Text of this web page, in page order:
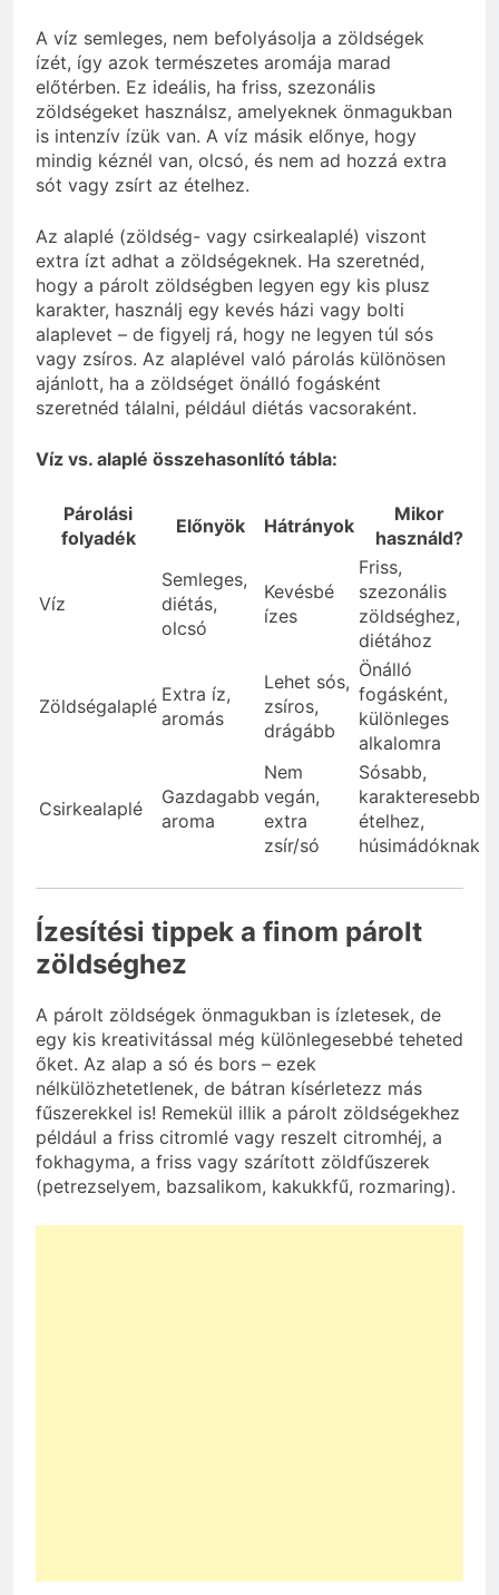
A víz semleges, nem befolyásolja a zöldségek
ízét, így azok természetes aromája marad
előtérben. Ez ideális, ha friss, szezonális
zöldségeket használsz, amelyeknek önmagukban
is intenzív ízük van. A víz másik előnye, hogy
mindig kéznél van, olcsó, és nem ad hozzá extra
sót vagy zsírt az ételhez.
Az alaplé (zöldség- vagy csirkealaplé) viszont
extra ízt adhat a zöldségeknek. Ha szeretnéd,
hogy a párolt zöldségben legyen egy kis plusz
karakter, használj egy kevés házi vagy bolti
alaplevet – de figyelj rá, hogy ne legyen túl sós
vagy zsíros. Az alaplével való párolás különösen
ajánlott, ha a zöldséget önálló fogásként
szeretnéd tálalni, például diétás vacsoraként.
Víz vs. alaplé összehasonlító tábla:
Párolási
folyadék
Előnyök Hátrányok
Mikor
használd?
Víz
Semleges,
diétás,
olcsó
Kevésbé
ízes
Friss,
szezonális
zöldséghez,
diétához
Zöldségalaplé
Extra íz,
aromás
Lehet sós,
zsíros,
drágább
Önálló
fogásként,
különleges
alkalomra
Csirkealaplé
Gazdagabb
aroma
Nem
vegán,
extra
zsír/só
Sósabb,
karakteresebb
ételhez,
húsimádóknak
Ízesítési tippek a finom párolt
zöldséghez
A párolt zöldségek önmagukban is ízletesek, de
egy kis kreativitással még különlegesebbé teheted
őket. Az alap a só és bors – ezek
nélkülözhetetlenek, de bátran kísérletezz más
fűszerekkel is! Remekül illik a párolt zöldségekhez
például a friss citromlé vagy reszelt citromhéj, a
fokhagyma, a friss vagy szárított zöldfűszerek
(petrezselyem, bazsalikom, kakukkfű, rozmaring).